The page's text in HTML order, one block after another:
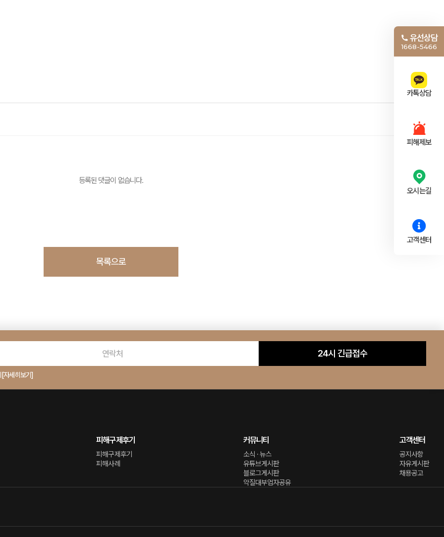
등록된 댓글이 없습니다.
목록으로
24시 긴급접수
[자세히보기]
피해구제후기
피해구제후기
피해사례
커뮤니티
소식 · 뉴스
유튜브게시판
블로그게시판
악질대부업자공유
고객센터
공지사항
자유게시판
채용공고
유선상담
1668-5466
카톡상담
피해제보
오시는길
고객센터